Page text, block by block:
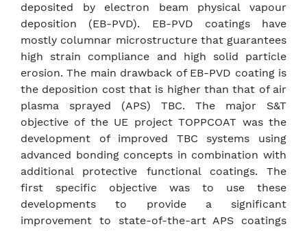
deposited by electron beam physical vapour
deposition (EB-PVD). EB-PVD coatings have
mostly columnar microstructure that guarantees
high strain compliance and high solid particle
erosion. The main drawback of EB-PVD coating is
the deposition cost that is higher than that of air
plasma sprayed (APS) TBC. The major S&T
objective of the UE project TOPPCOAT was the
development of improved TBC systems using
advanced bonding concepts in combination with
additional protective functional coatings. The
first specific objective was to use these
developments to provide a significant
improvement to state-of-the-art APS coatings